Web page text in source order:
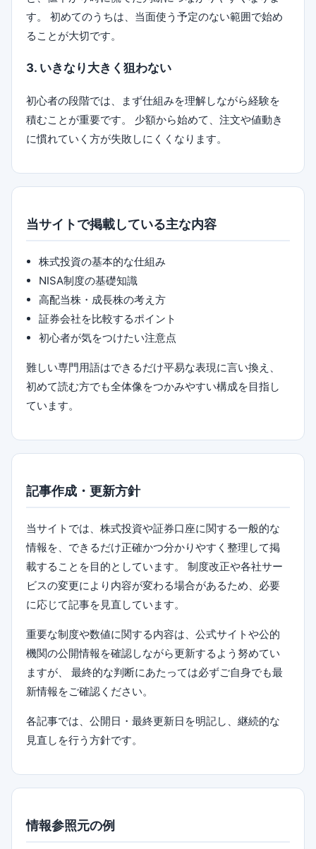
す。 初めてのうちは、当面使う予定のない範囲で始め
ることが大切です。
3. いきなり大きく狙わない
初心者の段階では、まず仕組みを理解しながら経験を
積むことが重要です。 少額から始めて、注文や値動き
に慣れていく方が失敗しにくくなります。
当サイトで掲載している主な内容
株式投資の基本的な仕組み
NISA制度の基礎知識
高配当株・成長株の考え方
証券会社を比較するポイント
初心者が気をつけたい注意点
難しい専門用語はできるだけ平易な表現に言い換え、
初めて読む方でも全体像をつかみやすい構成を目指し
ています。
記事作成・更新方針
当サイトでは、株式投資や証券口座に関する一般的な
情報を、できるだけ正確かつ分かりやすく整理して掲
載することを目的としています。 制度改正や各社サー
ビスの変更により内容が変わる場合があるため、必要
に応じて記事を見直しています。
重要な制度や数値に関する内容は、公式サイトや公的
機関の公開情報を確認しながら更新するよう努めてい
ますが、 最終的な判断にあたっては必ずご自身でも最
新情報をご確認ください。
各記事では、公開日・最終更新日を明記し、継続的な
見直しを行う方針です。
情報参照元の例